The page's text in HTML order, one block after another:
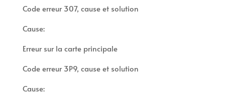
Code erreur 307, cause et solution
Cause:
Erreur sur la carte principale
Code erreur 3P9, cause et solution
Cause: